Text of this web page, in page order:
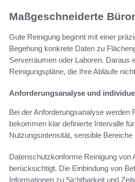
Maßgeschneiderte
Gute Reinigung beginnt mit einer
Begehung konkrete Daten zu
Serverräumen oder Laboren. Daraus
Reinigungspläne, die Ihre Abläufe
Anforderungsanalyse und
Bei der Anforderungsanalyse werden
bekommen klar definierte Intervalle
Nutzungsintensität, sensible
Datenschutzkonforme Reinigung von
berücksichtigt. Die Einbindung von
Informationen zu Sichtbarkeit und